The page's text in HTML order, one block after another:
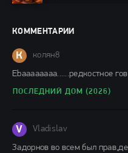
фильмы онлайн
КОММЕНТАРИИ
К колян8
Еbaaaaaaaa......редкостное
ПОСЛЕДНИЙ ДОМ (2026)
V Vladislav
Задорнов во всем был